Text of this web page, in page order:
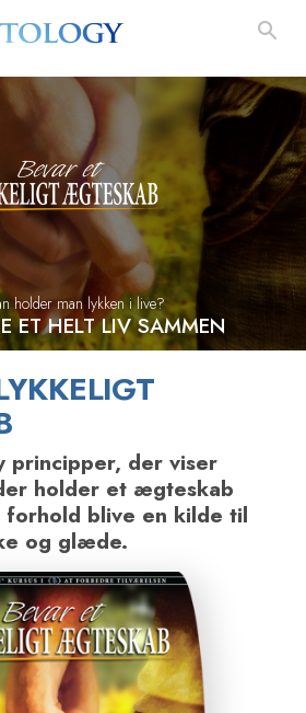
holder man lykken i live?
ET HELT LIV SAMMEN
principper, der viser
holder et ægteskab
forhold blive en kilde til
og glæde.